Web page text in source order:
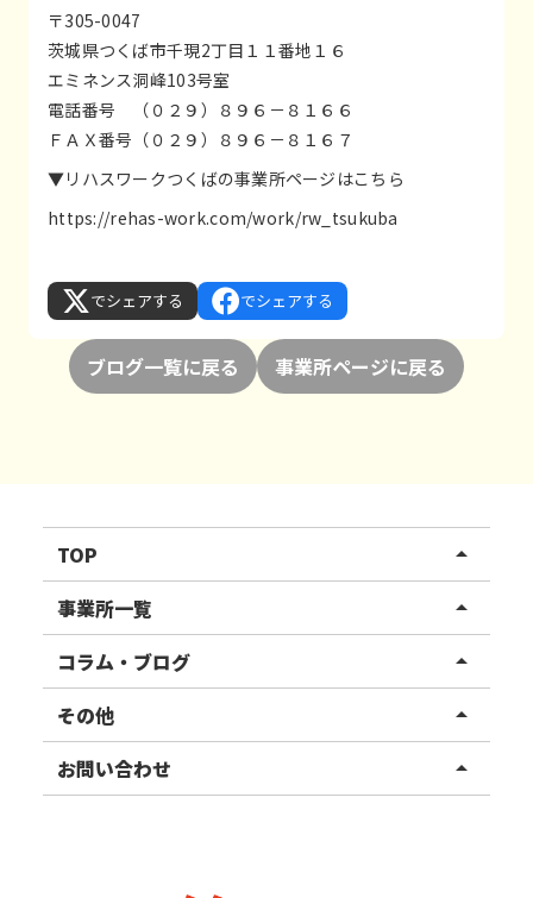
〒305-0047
茨城県つくば市千現2丁目１１番地１６
エミネンス洞峰103号室
電話番号 （０２９）８９６－８１６６
ＦＡＸ番号（０２９）８９６－８１６７
▼リハスワークつくばの事業所ページはこちら
https://rehas-work.com/work/rw_tsukuba
でシェアする でシェアする
ブログ一覧に戻る 事業所ページに戻る
TOP arrow_drop_up
リハスワーク
リハスファーム
事業所一覧 arrow_drop_up
関東エリア
東北エリア
甲信越エリア
コラム・ブログ arrow_drop_up
事業所ブログ
ご利用者様の声
その他 arrow_drop_up
お知らせ
お問い合わせ arrow_drop_up